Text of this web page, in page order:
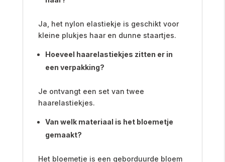
Ja, het nylon elastiekje is geschikt voor
kleine plukjes haar en dunne staartjes.
Hoeveel haarelastiekjes zitten er in
een verpakking?
Je ontvangt een set van twee
haarelastiekjes.
Van welk materiaal is het bloemetje
gemaakt?
Het bloemetje is een geborduurde bloem